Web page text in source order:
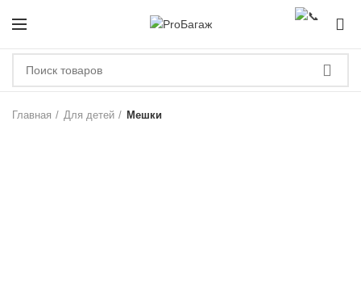
Главная Для детей Мешки